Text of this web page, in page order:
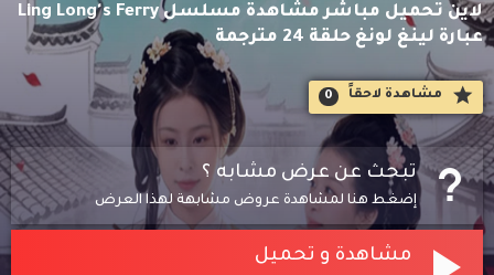
لاين تحميل مباشر مشاهدة مسلسل Ling Long's Ferry
عبارة لينغ لونغ حلقة 24 مترجمة
مشاهدة لاحقاََ 0
تبحث عن عرض مشابه ؟
إضغط هنا لمشاهدة عروض مشابهة لهذا العرض
مشاهدة و تحميل